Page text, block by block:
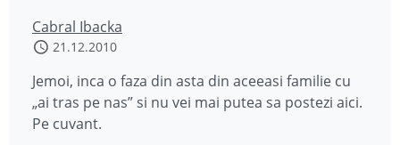
Cabral Ibacka
21.12.2010
Jemoi, inca o faza din asta din aceeasi familie cu
„ai tras pe nas” si nu vei mai putea sa postezi aici.
Pe cuvant.